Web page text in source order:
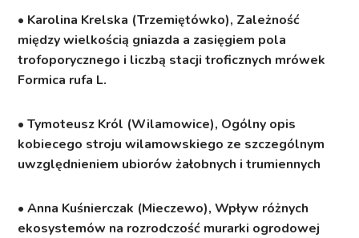
• Karolina Krelska (Trzemiętówko), Zależność
między wielkością gniazda a zasięgiem pola
trofoporycznego i liczbą stacji troficznych mrówek
Formica rufa L.
• Tymoteusz Król (Wilamowice), Ogólny opis
kobiecego stroju wilamowskiego ze szczególnym
uwzględnieniem ubiorów żałobnych i trumiennych
• Anna Kuśnierczak (Mieczewo), Wpływ różnych
ekosystemów na rozrodczość murarki ogrodowej